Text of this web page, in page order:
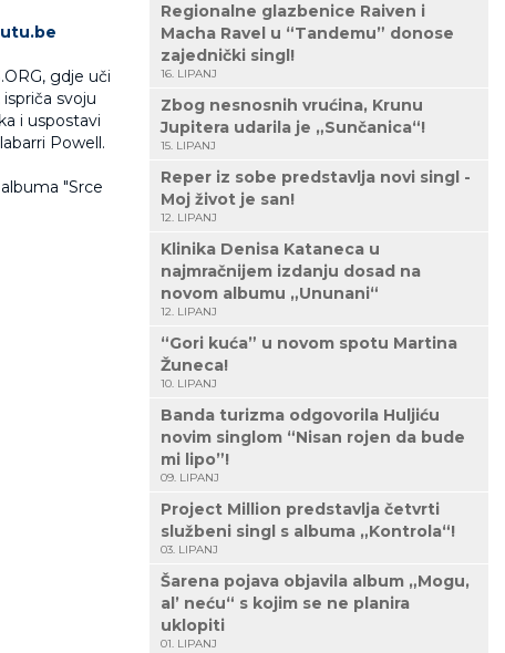
gdje uči
svoju
i uspostavi
Powell.
"Srce
Regionalne glazbenice Raiven i
Macha Ravel u “Tandemu” donose
zajednički singl!
16. LIPANJ
Zbog nesnosnih vrućina, Krunu
Jupitera udarila je „Sunčanica“!
15. LIPANJ
Reper iz sobe predstavlja novi singl -
Moj život je san!
12. LIPANJ
Klinika Denisa Kataneca u
najmračnijem izdanju dosad na
novom albumu „Ununani“
12. LIPANJ
“Gori kuća” u novom spotu Martina
Žuneca!
10. LIPANJ
Banda turizma odgovorila Huljiću
novim singlom “Nisan rojen da bude
mi lipo”!
09. LIPANJ
Project Million predstavlja četvrti
službeni singl s albuma „Kontrola“!
03. LIPANJ
Šarena pojava objavila album „Mogu,
al’ neću“ s kojim se ne planira
uklopiti
01. LIPANJ